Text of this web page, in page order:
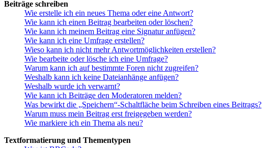
Beiträge schreiben
Wie erstelle ich ein neues Thema oder eine Antwort?
Wie kann ich einen Beitrag bearbeiten oder löschen?
Wie kann ich meinem Beitrag eine Signatur anfügen?
Wie kann ich eine Umfrage erstellen?
Wieso kann ich nicht mehr Antwortmöglichkeiten erstellen?
Wie bearbeite oder lösche ich eine Umfrage?
Warum kann ich auf bestimmte Foren nicht zugreifen?
Weshalb kann ich keine Dateianhänge anfügen?
Weshalb wurde ich verwarnt?
Wie kann ich Beiträge den Moderatoren melden?
Was bewirkt die „Speichern“-Schaltfläche beim Schreiben eines Beitrags?
Warum muss mein Beitrag erst freigegeben werden?
Wie markiere ich ein Thema als neu?
Textformatierung und Thementypen